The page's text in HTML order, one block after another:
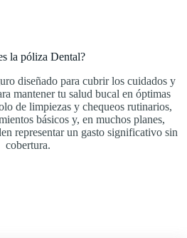
la póliza Dental?
diseñado para cubrir los cuidados y
mantener tu salud bucal en óptimas
de limpiezas y chequeos rutinarios,
básicos y, en muchos planes,
representar un gasto significativo sin
cobertura.